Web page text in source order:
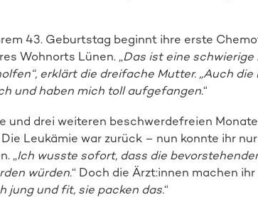
43. Geburtstag beginnt ihre erste
Wohnorts Lünen. „Das ist eine schwierige
erklärt die dreifache Mutter. „Auch die
und haben mich toll aufgefangen.“
und drei weiteren beschwerdefreien
Leukämie war zurück – nun konnte ihr
„Ich wusste sofort, dass die
würden.“ Doch die Ärzt:innen machen ihr
jung und fit, sie packen das.“